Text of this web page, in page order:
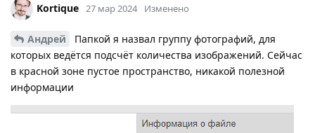
Kortique 27 мар 2024 Изменено
Андрей
Папкой я назвал группу фотографий, для
которых ведётся подсчёт количества изображений. Сейчас
в красной зоне пустое пространство, никакой полезной
информации